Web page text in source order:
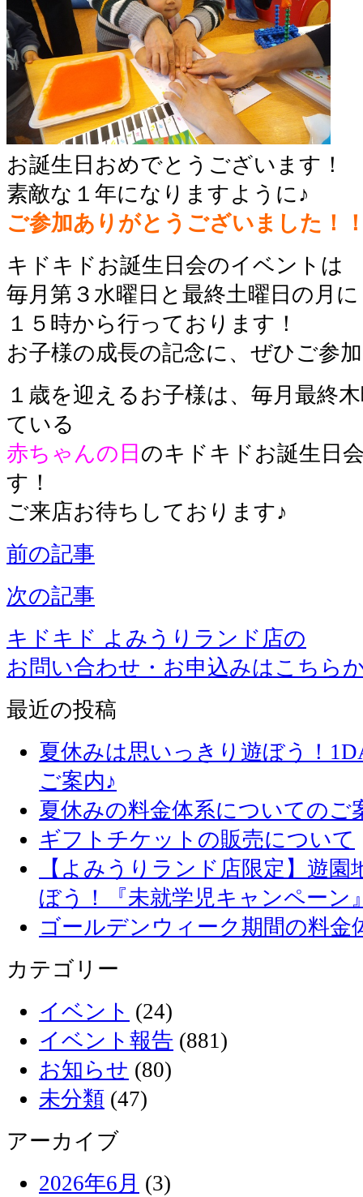
お誕生日おめでとうございます！
素敵な１年になりますように♪
ご参加ありがとうございました！
キドキドお誕生日会のイベントは
毎月第３水曜日と最終土曜日の月
１５時から行っております！
お子様の成長の記念に、ぜひご参
１歳を迎えるお子様は、毎月最終
ている
赤ちゃんの日 のキドキドお誕生日
す！
ご来店お待ちしております♪
前の記事
次の記事
キドキド よみうりランド店の
お問い合わせ・お申込みはこちら
最近の投稿
夏休みは思いっきり遊ぼう！
ご案内♪
夏休みの料金体系についてのご
ギフトチケットの販売について
【よみうりランド店限定】遊
ぼう！『未就学児キャンペーン
ゴールデンウィーク期間の料金
カテゴリー
イベント (24)
イベント報告 (881)
お知らせ (80)
未分類 (47)
アーカイブ
2026年6月 (3)